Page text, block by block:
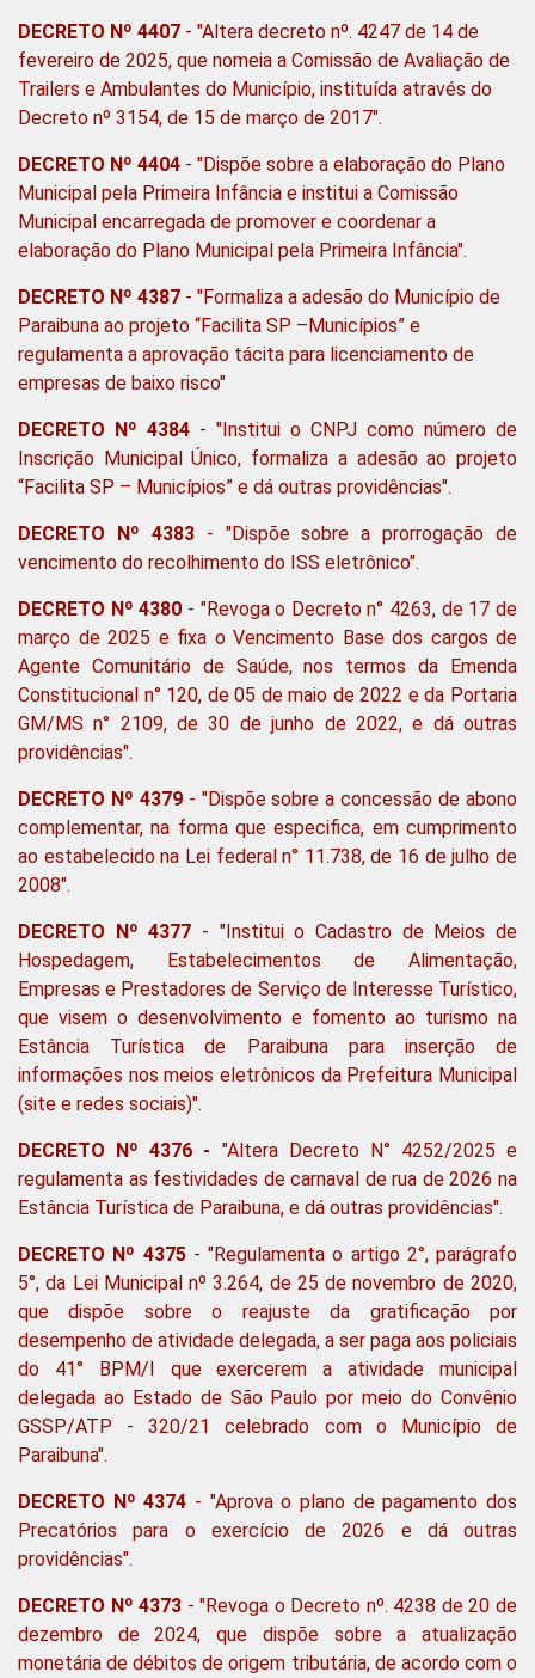
DECRETO Nº 4407 - "Altera decreto nº. 4247 de 14 de
fevereiro de 2025, que nomeia a Comissão de Avaliação de
Trailers e Ambulantes do Município, instituída através do
Decreto nº 3154, de 15 de março de 2017".
DECRETO Nº 4404 - "Dispõe sobre a elaboração do Plano
Municipal pela Primeira Infância e institui a Comissão
Municipal encarregada de promover e coordenar a
elaboração do Plano Municipal pela Primeira Infância".
DECRETO Nº 4387 - "Formaliza a adesão do Município de
Paraibuna ao projeto “Facilita SP –Municípios” e
regulamenta a aprovação tácita para licenciamento de
empresas de baixo risco"
DECRETO Nº 4384 - "Institui o CNPJ como número de
Inscrição Municipal Único, formaliza a adesão ao projeto
“Facilita SP – Municípios” e dá outras providências".
DECRETO Nº 4383 - "Dispõe sobre a prorrogação de
vencimento do recolhimento do ISS eletrônico".
DECRETO Nº 4380 - "Revoga o Decreto n° 4263, de 17 de
março de 2025 e fixa o Vencimento Base dos cargos de
Agente Comunitário de Saúde, nos termos da Emenda
Constitucional n° 120, de 05 de maio de 2022 e da Portaria
GM/MS n° 2109, de 30 de junho de 2022, e dá outras
providências".
DECRETO Nº 4379- "Dispõe sobre a concessão de abono
complementar, na forma que especifica, em cumprimento
ao estabelecido na Lei federal n° 11.738, de 16 de julho de
2008".
DECRETO Nº 4377 - "Institui o Cadastro de Meios de
Hospedagem, Estabelecimentos de Alimentação,
Empresas e Prestadores de Serviço de Interesse Turístico,
que visem o desenvolvimento e fomento ao turismo na
Estância Turística de Paraibuna para inserção de
informações nos meios eletrônicos da Prefeitura Municipal
(site e redes sociais)".
DECRETO Nº 4376 - "Altera Decreto N° 4252/2025 e
regulamenta as festividades de carnaval de rua de 2026 na
Estância Turística de Paraibuna, e dá outras providências".
DECRETO Nº 4375- "Regulamenta o artigo 2°, parágrafo
5°, da Lei Municipal nº 3.264, de 25 de novembro de 2020,
que dispõe sobre o reajuste da gratificação por
desempenho de atividade delegada, a ser paga aos policiais
do 41° BPM/I que exercerem a atividade municipal
delegada ao Estado de São Paulo por meio do Convênio
GSSP/ATP - 320/21 celebrado com o Município de
Paraibuna".
DECRETO Nº 4374 - "Aprova o plano de pagamento dos
Precatórios para o exercício de 2026 e dá outras
providências".
DECRETO Nº 4373 - "Revoga o Decreto nº. 4238 de 20 de
dezembro de 2024, que dispõe sobre a atualização
monetária de débitos de origem tributária, de acordo com o